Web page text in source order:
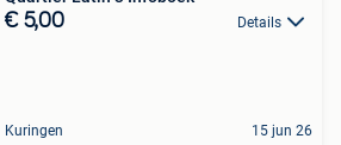
€ 5,00 Details
Kuringen 15 jun 26